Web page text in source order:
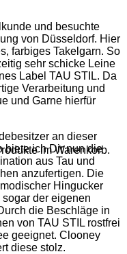
im Warenkorb.
und besuchte
von Düsseldorf. Hier
farbiges Takelgarn. So
sehr schicke Leine
Label TAU STIL. Da
Verarbeitung und
und Garne hierfür
an dieser
biete ich Dir nun die
aus Tau und
anzufertigen. Die
Hingucker
der eigenen
die Beschläge in
von TAU STIL rostfrei
geeignet. Clooney
diese stolz.